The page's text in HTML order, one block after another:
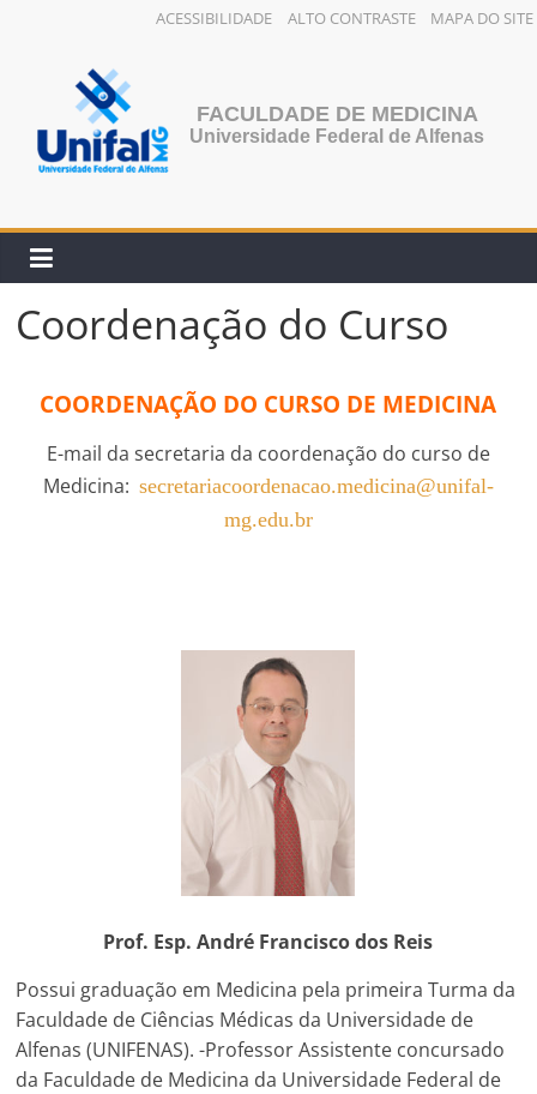
ACESSIBILIDADE ALTO CONTRASTE MAPA DO SITE
conteúdo
FACULDADE DE MEDICINA
Universidade Federal de Alfenas
Coordenação do Curso
COORDENAÇÃO DO CURSO DE MEDICINA
E-mail da secretaria da coordenação do curso de
Medicina: secretariacoordenacao.medicina@unifal-
mg.edu.br
Prof. Esp. André Francisco dos Reis
Possui graduação em Medicina pela primeira Turma da
Faculdade de Ciências Médicas da Universidade de
Alfenas (UNIFENAS). -Professor Assistente concursado
da Faculdade de Medicina da Universidade Federal de